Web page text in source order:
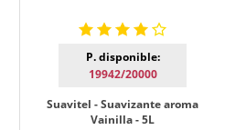
P. disponible:
19942/20000
Suavitel - Suavizante aroma
Vainilla - 5L